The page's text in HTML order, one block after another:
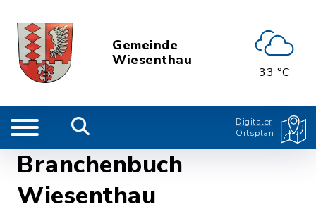
Gemeinde
Wiesenthau
33 °C
Digitaler
Ortsplan
Branchenbuch
Wiesenthau